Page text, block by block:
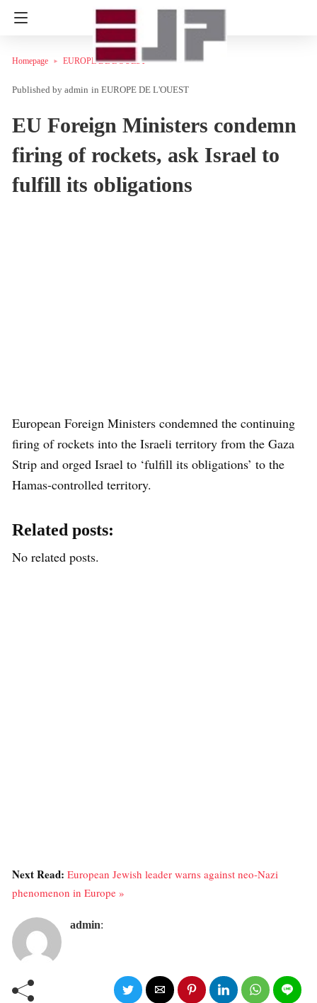
Homepage EUROPE DE L'OUEST
admin in EUROPE DE L'OUEST
EU Foreign Ministers condemn
firing of rockets, ask Israel to
fulfill its obligations
European Foreign Ministers condemned the continuing
firing of rockets into the Israeli territory from the Gaza
Strip and orged Israel to ‘fulfill its obligations’ to the
Hamas-controlled territory.
Related posts:
No related posts.
Next Read: European Jewish leader warns against neo-Nazi
phenomenon in Europe »
admin: